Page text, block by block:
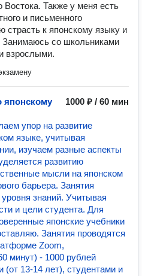
Также у меня есть
и письменного
страсть к японскому языку и
Занимаюсь со школьниками
взрослыми.
японскому
1000 ₽ / 60 мин
упор на развитие
языке, учитывая
изучаем разные аспекты
развитию
мысли на японском
барьера. Занятия
знаний. Учитывая
и цели студента. Для
японские учебники
Занятия проводятся
Zoom,
минут) - 1000 рублей
13-14 лет), студентами и